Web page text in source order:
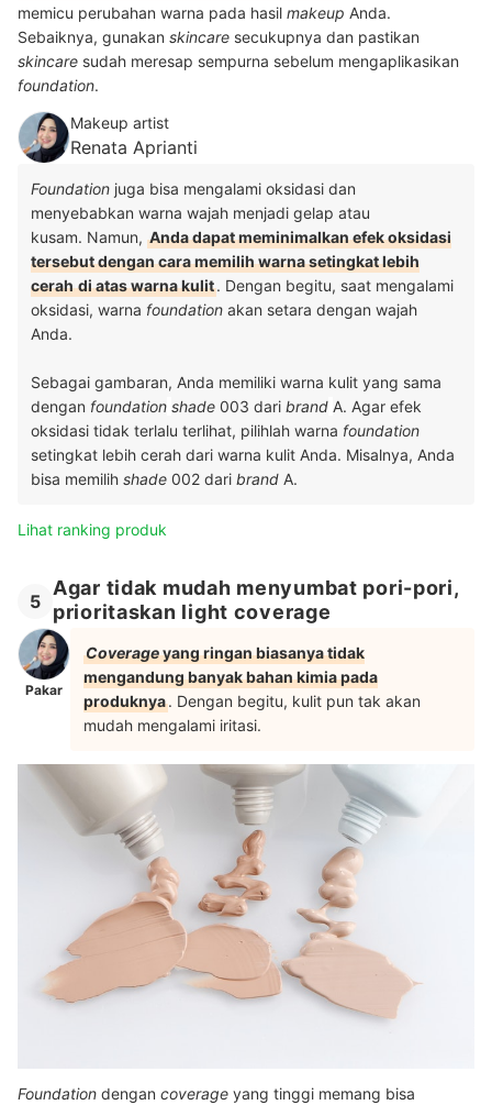
memicu perubahan warna pada hasil makeup Anda.
Sebaiknya, gunakan skincare secukupnya dan pastikan
skincare sudah meresap sempurna sebelum mengaplikasikan
foundation.
Makeup artist
Renata Aprianti
Foundation juga bisa mengalami oksidasi dan
menyebabkan warna wajah menjadi gelap atau
kusam. Namun, Anda dapat meminimalkan efek oksidasi
tersebut dengan cara memilih warna setingkat lebih
cerah di atas warna kulit. Dengan begitu, saat mengalami
oksidasi, warna foundation akan setara dengan wajah
Anda.
Sebagai gambaran, Anda memiliki warna kulit yang sama
dengan foundation shade 003 dari brand A. Agar efek
oksidasi tidak terlalu terlihat, pilihlah warna foundation
setingkat lebih cerah dari warna kulit Anda. Misalnya, Anda
bisa memilih shade 002 dari brand A.
Lihat ranking produk
5
Agar tidak mudah menyumbat pori-pori,
prioritaskan light coverage
Pakar
Coverageyang ringan biasanya tidak
mengandung banyak bahan kimia pada
produknya. Dengan begitu, kulit pun tak akan
mudah mengalami iritasi.
Foundation dengan coverage yang tinggi memang bisa